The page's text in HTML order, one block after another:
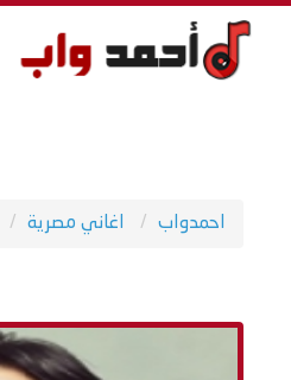
احمدواب اغاني مصرية